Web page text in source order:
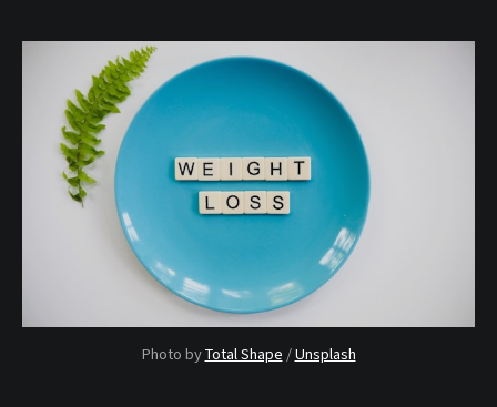
Photo byTotal Shape /Unsplash